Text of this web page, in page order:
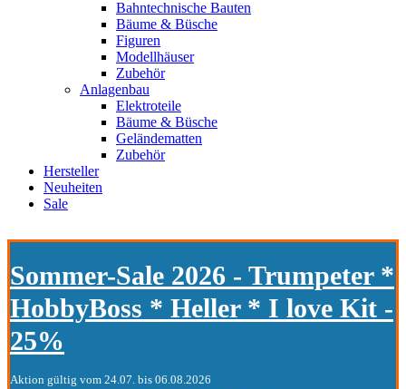
Bahntechnische Bauten
Bäume & Büsche
Figuren
Modellhäuser
Zubehör
Anlagenbau
Elektroteile
Bäume & Büsche
Geländematten
Zubehör
Hersteller
Neuheiten
Sale
Sommer-Sale 2026 - Trumpeter *
HobbyBoss * Heller * I love Kit -
25%
Aktion gültig vom 24.07. bis 06.08.2026